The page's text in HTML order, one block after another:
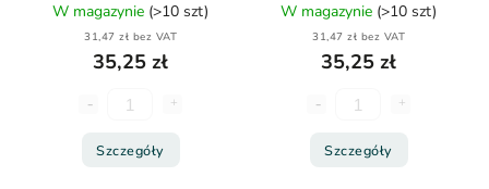
W magazynie (>10 szt)
31,47 zł bez VAT
35,25 zł
Szczegóły
W magazynie (>10 szt)
31,47 zł bez VAT
35,25 zł
Szczegóły